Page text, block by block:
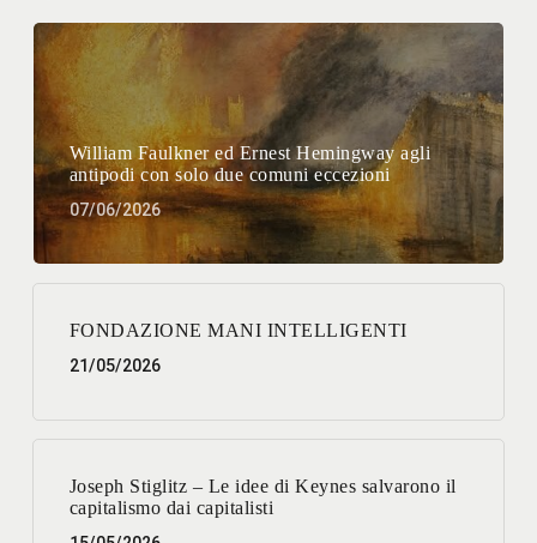
William Faulkner ed Ernest Hemingway agli
antipodi con solo due comuni eccezioni
07/06/2026
FONDAZIONE MANI INTELLIGENTI
21/05/2026
Joseph Stiglitz – Le idee di Keynes salvarono il
capitalismo dai capitalisti